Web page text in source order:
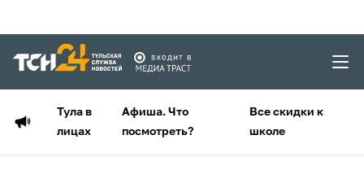
Тула в
лицах
Афиша. Что
посмотреть?
Все скидки к
школе